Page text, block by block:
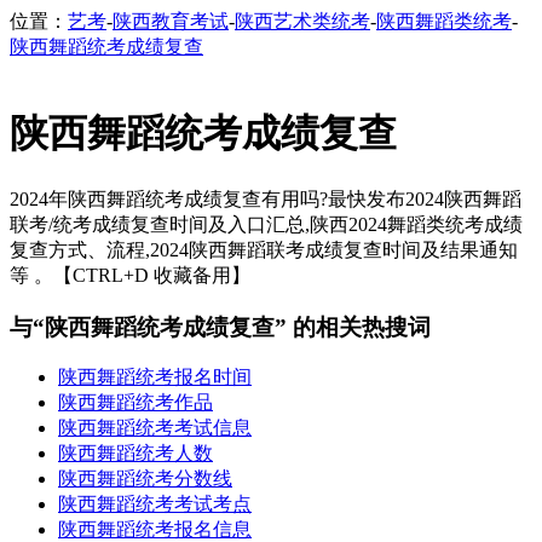
位置： 艺考-陕西教育考试-陕西艺术类统考-陕西舞蹈类统考-
陕西舞蹈统考成绩复查
陕西舞蹈统考成绩复查
2024年陕西舞蹈统考成绩复查有用吗?最快发布2024陕西舞蹈
联考/统考成绩复查时间及入口汇总,陕西2024舞蹈类统考成绩
复查方式、流程,2024陕西舞蹈联考成绩复查时间及结果通知
等 。【CTRL+D 收藏备用】
与“陕西舞蹈统考成绩复查” 的相关热搜词
陕西舞蹈统考报名时间
陕西舞蹈统考作品
陕西舞蹈统考考试信息
陕西舞蹈统考人数
陕西舞蹈统考分数线
陕西舞蹈统考考试考点
陕西舞蹈统考报名信息